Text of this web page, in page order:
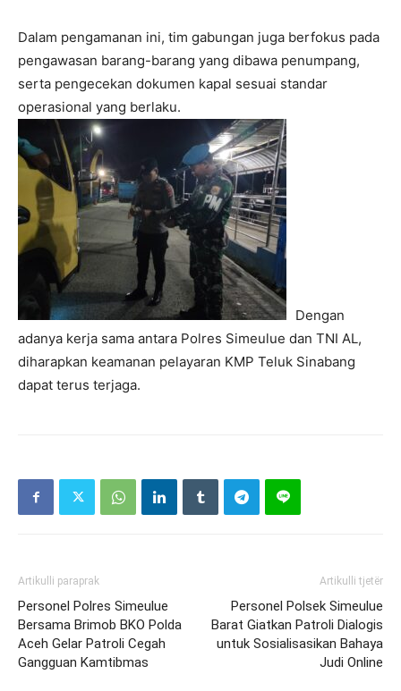
Dalam pengamanan ini, tim gabungan juga berfokus pada
pengawasan barang-barang yang dibawa penumpang,
serta pengecekan dokumen kapal sesuai standar
operasional yang berlaku.
Dengan
adanya kerja sama antara Polres Simeulue dan TNI AL,
diharapkan keamanan pelayaran KMP Teluk Sinabang
dapat terus terjaga.
Artikulli paraprak
Personel Polres Simeulue
Bersama Brimob BKO Polda
Aceh Gelar Patroli Cegah
Gangguan Kamtibmas
Artikulli tjetër
Personel Polsek Simeulue
Barat Giatkan Patroli Dialogis
untuk Sosialisasikan Bahaya
Judi Online